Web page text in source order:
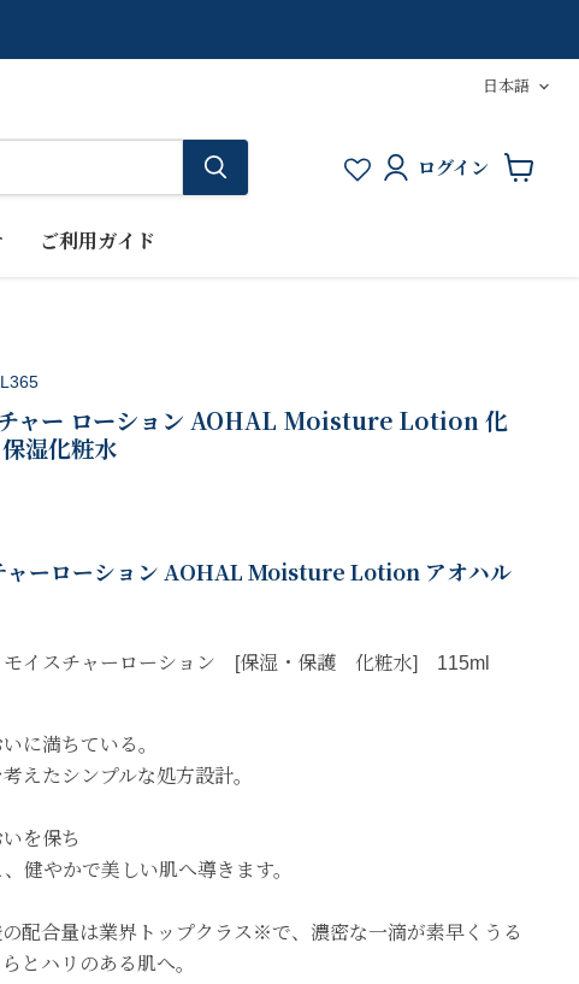
言
日本語
ログイン
ご利用ガイド
チャー ローション AOHAL Moisture Lotion 化
湿化粧水
ャーローション AOHAL Moisture Lotion アオハル
モイスチャーローション [保湿・保護 化粧水] 115ml
に満ちている。
えたシンプルな処方設計。
を保ち
、健やかで美しい肌へ導きます。
配合量は業界トップクラス※で、濃密な一滴が素早くうる
とハリのある肌へ。